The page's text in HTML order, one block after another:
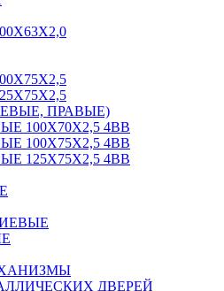
ПРАВЫЕ)
100Х70Х2,5 4BB
100Х75Х2,5 4BB
125Х75Х2,5 4BB
ДВЕРЕЙ